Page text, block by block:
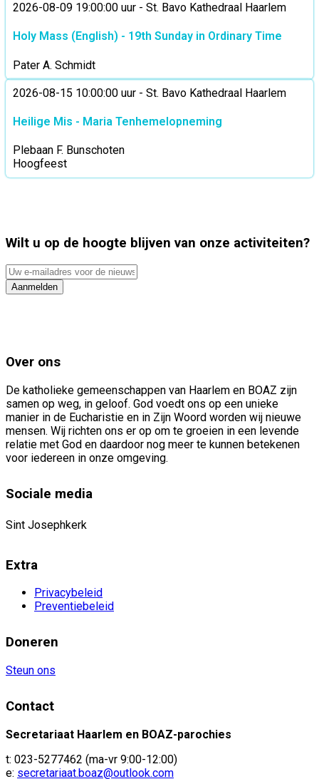
2026-08-09 19:00:00 uur - St. Bavo Kathedraal Haarlem
Holy Mass (English) - 19th Sunday in Ordinary Time
Pater A. Schmidt
2026-08-15 10:00:00 uur - St. Bavo Kathedraal Haarlem
Heilige Mis - Maria Tenhemelopneming
Plebaan F. Bunschoten
Hoogfeest
Wilt u op de hoogte blijven van onze activiteiten?
Uw
e-
mailadres
Aanmelden
Over ons
De katholieke gemeenschappen van Haarlem en BOAZ zijn
samen op weg, in geloof. God voedt ons op een unieke
manier in de Eucharistie en in Zijn Woord worden wij nieuwe
mensen. Wij richten ons er op om te groeien in een levende
relatie met God en daardoor nog meer te kunnen betekenen
voor iedereen in onze omgeving.
Sociale media
Sint Josephkerk
Extra
Privacybeleid
Preventiebeleid
Doneren
Steun ons
Contact
Secretariaat Haarlem en BOAZ-parochies
t: 023-5277462 (ma-vr 9:00-12:00)
e: secretariaat.boaz@outlook.com